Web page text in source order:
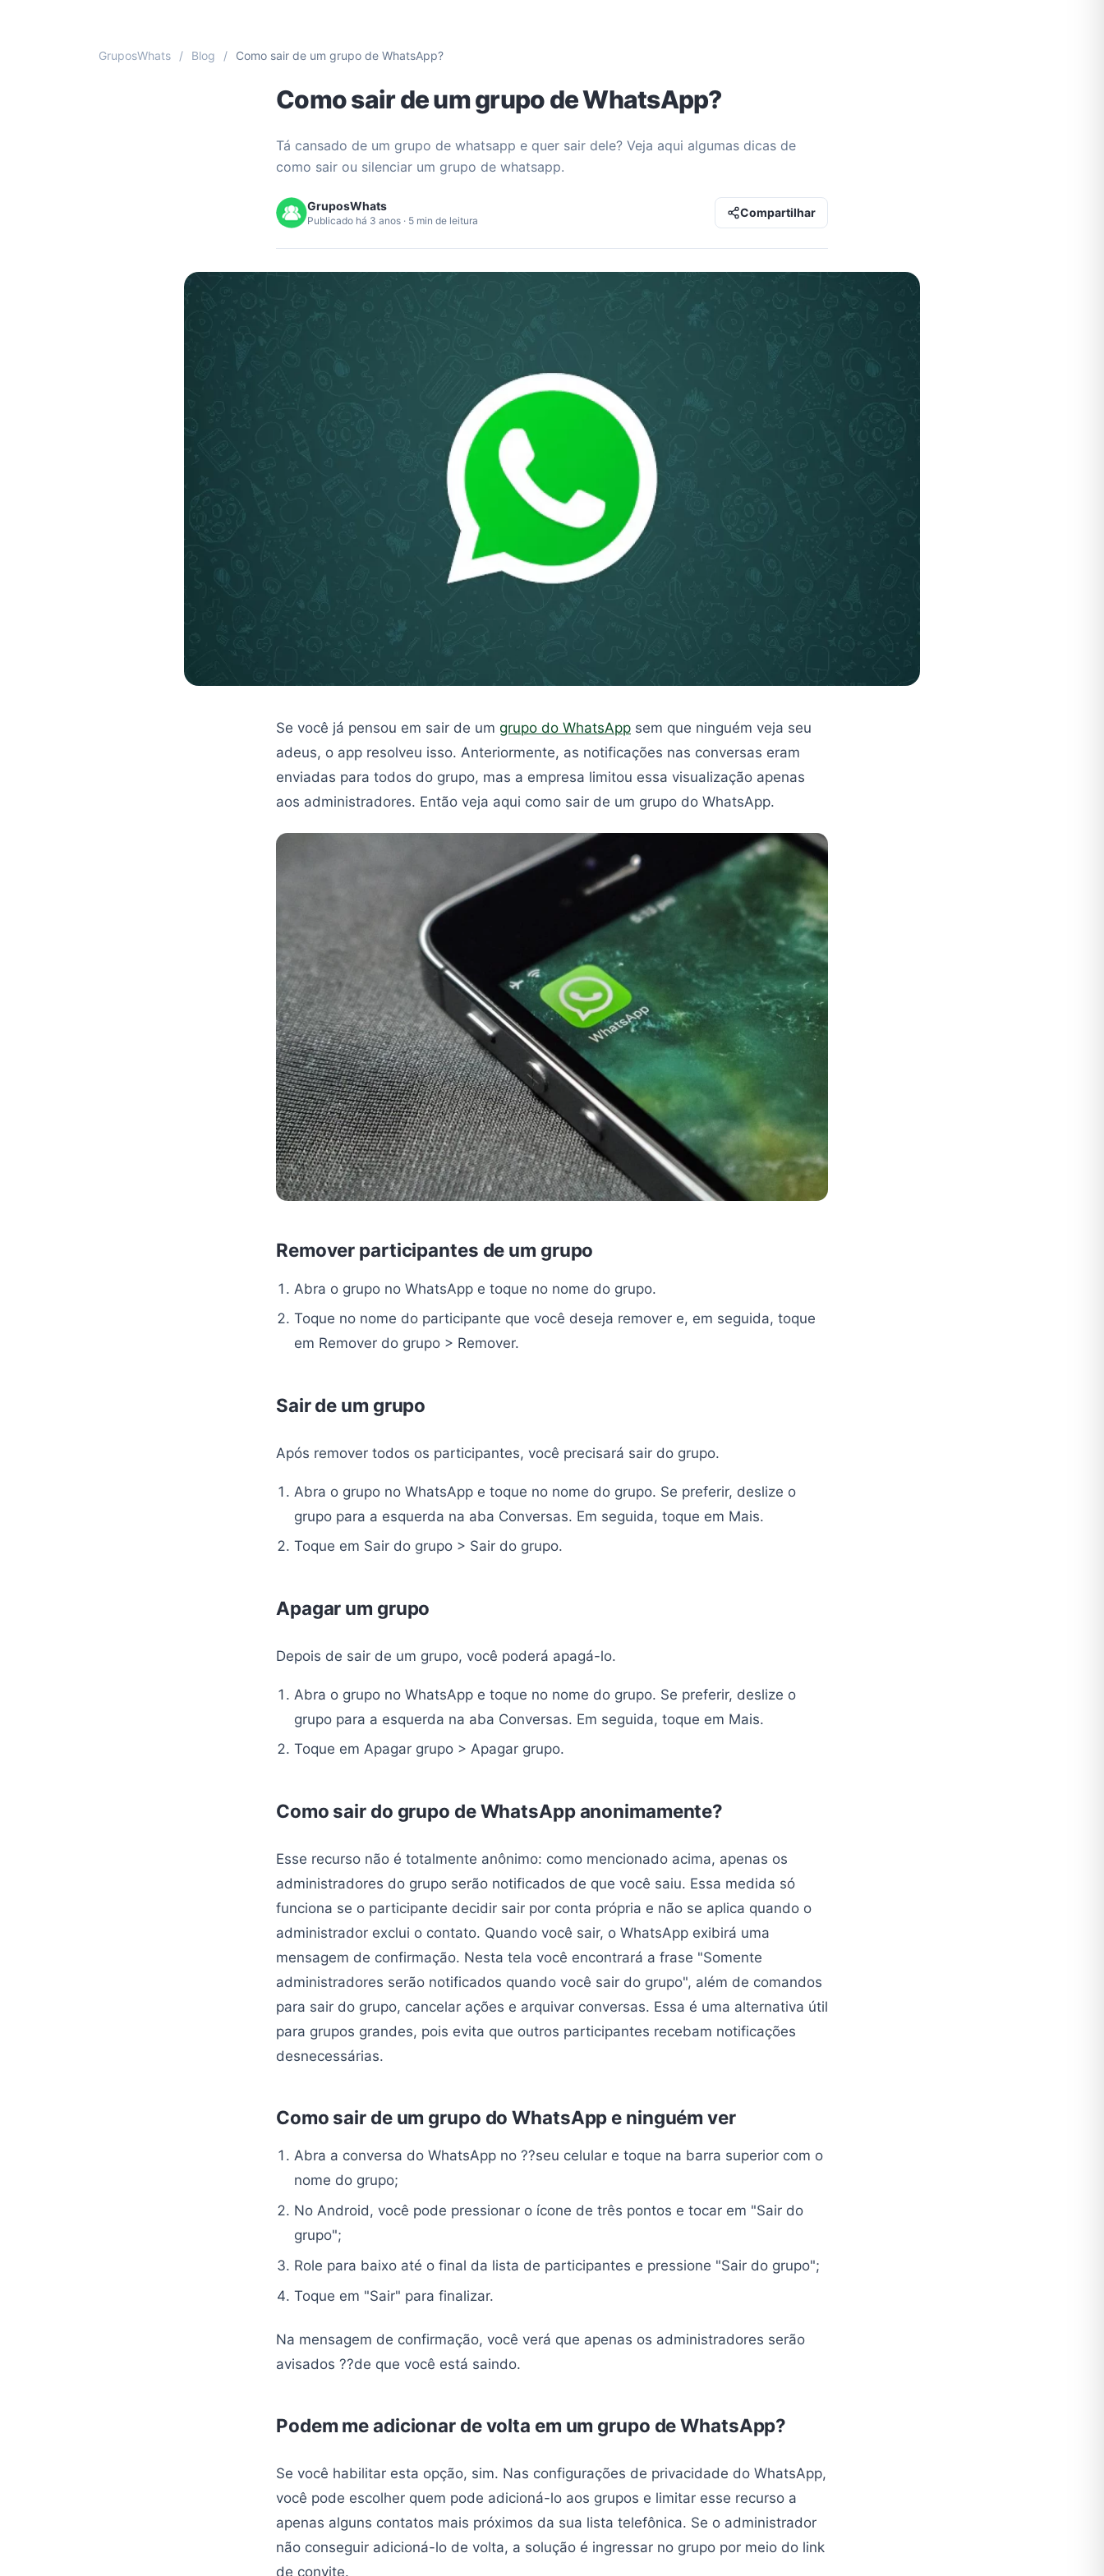
GruposWhats / Blog / Como sair de um grupo de WhatsApp?
Como sair de um grupo de WhatsApp?
Tá cansado de um grupo de whatsapp e quer sair dele? Veja aqui algumas dicas de
como sair ou silenciar um grupo de whatsapp.
GruposWhats
Publicado há 3 anos · 5 min de leitura
Compartilhar
Se você já pensou em sair de um grupo do WhatsApp sem que ninguém veja seu
adeus, o app resolveu isso. Anteriormente, as notificações nas conversas eram
enviadas para todos do grupo, mas a empresa limitou essa visualização apenas
aos administradores. Então veja aqui como sair de um grupo do WhatsApp.
Remover participantes de um grupo
Abra o grupo no WhatsApp e toque no nome do grupo.
Toque no nome do participante que você deseja remover e, em seguida, toque
em Remover do grupo > Remover.
Sair de um grupo
Após remover todos os participantes, você precisará sair do grupo.
Abra o grupo no WhatsApp e toque no nome do grupo. Se preferir, deslize o
grupo para a esquerda na aba Conversas. Em seguida, toque em Mais.
Toque em Sair do grupo > Sair do grupo.
Apagar um grupo
Depois de sair de um grupo, você poderá apagá-lo.
Abra o grupo no WhatsApp e toque no nome do grupo. Se preferir, deslize o
grupo para a esquerda na aba Conversas. Em seguida, toque em Mais.
Toque em Apagar grupo > Apagar grupo.
Como sair do grupo de WhatsApp anonimamente?
Esse recurso não é totalmente anônimo: como mencionado acima, apenas os
administradores do grupo serão notificados de que você saiu. Essa medida só
funciona se o participante decidir sair por conta própria e não se aplica quando o
administrador exclui o contato. Quando você sair, o WhatsApp exibirá uma
mensagem de confirmação. Nesta tela você encontrará a frase "Somente
administradores serão notificados quando você sair do grupo", além de comandos
para sair do grupo, cancelar ações e arquivar conversas. Essa é uma alternativa útil
para grupos grandes, pois evita que outros participantes recebam notificações
desnecessárias.
Como sair de um grupo do WhatsApp e ninguém ver
Abra a conversa do WhatsApp no ??seu celular e toque na barra superior com o
nome do grupo;
No Android, você pode pressionar o ícone de três pontos e tocar em "Sair do
grupo";
Role para baixo até o final da lista de participantes e pressione "Sair do grupo";
Toque em "Sair" para finalizar.
Na mensagem de confirmação, você verá que apenas os administradores serão
avisados ??de que você está saindo.
Podem me adicionar de volta em um grupo de WhatsApp?
Se você habilitar esta opção, sim. Nas configurações de privacidade do WhatsApp,
você pode escolher quem pode adicioná-lo aos grupos e limitar esse recurso a
apenas alguns contatos mais próximos da sua lista telefônica. Se o administrador
não conseguir adicioná-lo de volta, a solução é ingressar no grupo por meio do link
de convite.